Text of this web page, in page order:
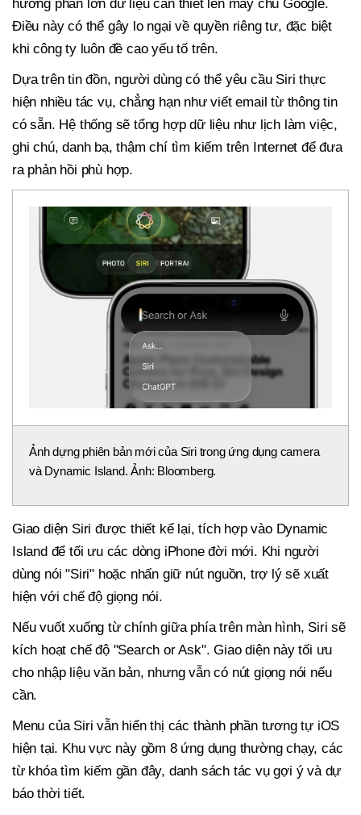
hướng phần lớn dữ liệu cần thiết lên máy chủ Google.
Điều này có thể gây lo ngại về quyền riêng tư, đặc biệt
khi công ty luôn đề cao yếu tố trên.
Dựa trên tin đồn, người dùng có thể yêu cầu Siri thực
hiện nhiều tác vụ, chẳng hạn như viết email từ thông tin
có sẵn. Hệ thống sẽ tổng hợp dữ liệu như lịch làm việc,
ghi chú, danh bạ, thậm chí tìm kiếm trên Internet để đưa
ra phản hồi phù hợp.
Ảnh dựng phiên bản mới của Siri trong ứng dụng camera
và Dynamic Island. Ảnh: Bloomberg.
Giao diện Siri được thiết kế lại, tích hợp vào Dynamic
Island để tối ưu các dòng iPhone đời mới. Khi người
dùng nói "Siri" hoặc nhấn giữ nút nguồn, trợ lý sẽ xuất
hiện với chế độ giọng nói.
Nếu vuốt xuống từ chính giữa phía trên màn hình, Siri sẽ
kích hoạt chế độ "Search or Ask". Giao diện này tối ưu
cho nhập liệu văn bản, nhưng vẫn có nút giọng nói nếu
cần.
Menu của Siri vẫn hiển thị các thành phần tương tự iOS
hiện tại. Khu vực này gồm 8 ứng dụng thường chạy, các
từ khóa tìm kiếm gần đây, danh sách tác vụ gợi ý và dự
báo thời tiết.